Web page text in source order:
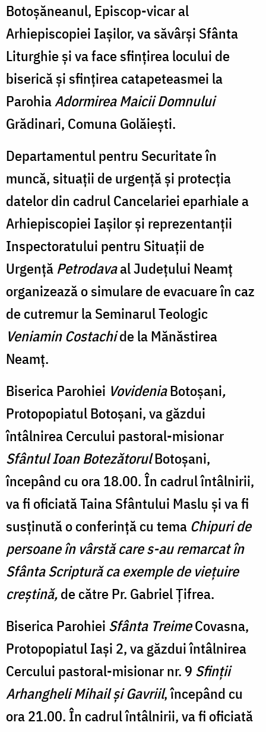
Botoșăneanul, Episcop-vicar al
Arhiepiscopiei Iașilor, va săvârși Sfânta
Liturghie și va face sfințirea locului de
biserică și sfințirea catapeteasmei la
ParohiaAdormirea Maicii Domnului
Grădinari, Comuna Golăiești.
Departamentul pentru Securitate în
muncă, situații de urgență și protecția
datelor din cadrul Cancelariei eparhiale a
Arhiepiscopiei Iașilor și reprezentanții
Inspectoratului pentru Situații de
Urgență Petrodavaal Județului Neamț
organizează o simulare de evacuare în caz
de cutremur la Seminarul Teologic
Veniamin Costachide la Mănăstirea
Neamț.
Biserica Parohiei VovideniaBotoșani,
Protopopiatul Botoșani, va găzdui
întâlnirea Cercului pastoral-misionar
Sfântul Ioan BotezătorulBotoșani,
începând cu ora 18.00. În cadrul întâlnirii,
va fi oficiată Taina Sfântului Maslu și va fi
susținută o conferință cu tema Chipuri de
persoane în vârstă care s-au remarcat în
Sfânta Scriptură ca exemple de viețuire
creștină,de către Pr. Gabriel Țifrea.
Biserica Parohiei Sfânta TreimeCovasna,
Protopopiatul Iași 2, va găzdui întâlnirea
Cercului pastoral-misionar nr. 9 Sfinții
Arhangheli Mihail și Gavriil, începând cu
ora 21.00. În cadrul întâlnirii, va fi oficiată